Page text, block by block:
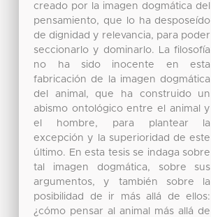
creado por la imagen dogmática del
pensamiento, que lo ha desposeído
de dignidad y relevancia, para poder
seccionarlo y dominarlo. La filosofía
no ha sido inocente en esta
fabricación de la imagen dogmática
del animal, que ha construido un
abismo ontológico entre el animal y
el hombre, para plantear la
excepción y la superioridad de este
último. En esta tesis se indaga sobre
tal imagen dogmática, sobre sus
argumentos, y también sobre la
posibilidad de ir más allá de ellos:
¿cómo pensar al animal más allá de